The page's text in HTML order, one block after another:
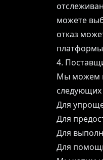
можете
отказ
4.
Мы можем
следующих
Для
Для
Для
Для